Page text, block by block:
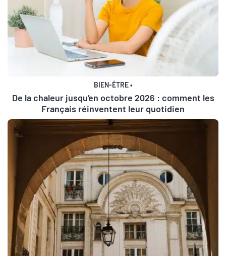
BIEN-ÊTRE•
De la chaleur jusqu’en octobre 2026 : comment les
Français réinventent leur quotidien